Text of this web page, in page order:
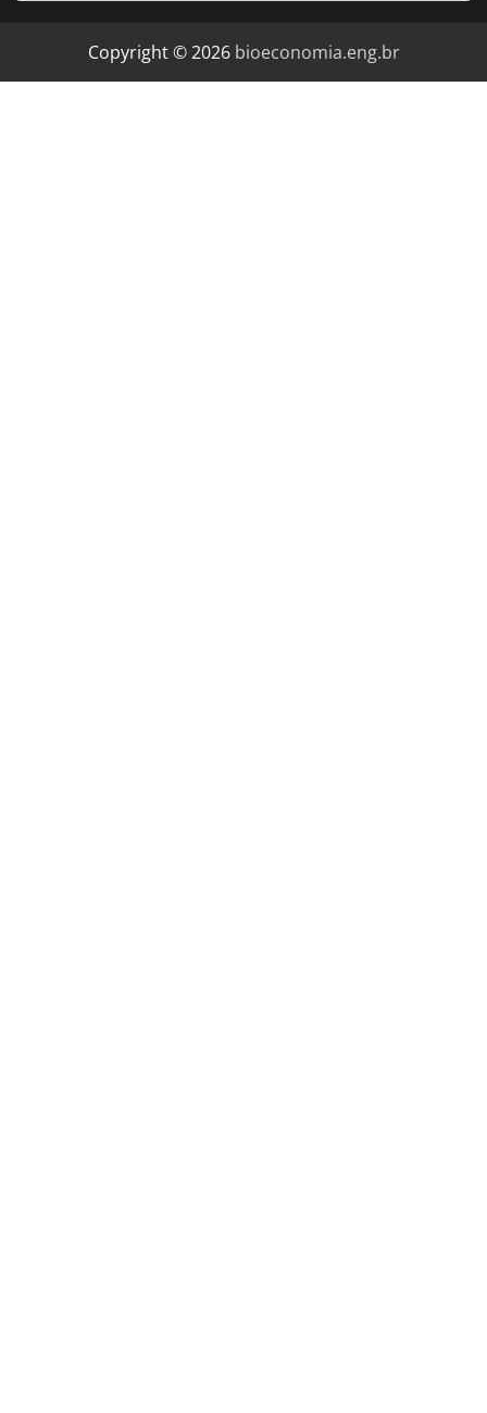
Copyright © 2026 bioeconomia.eng.br